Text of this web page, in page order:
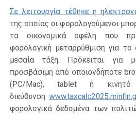
Σε λειτουργία τέθηκε η
της οποίας οι φορολογούμενοι
τα οικονομικά οφέλη που
φορολογική μεταρρύθμιση για το
μεσαία τάξη. Πρόκειται για
προσβάσιμη από οποιονδήποτε
(PC/Mac), tablet ή
διεύθυνση
φορολογικά δεδομένα των